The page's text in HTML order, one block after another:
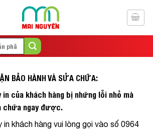
BẢO HÀNH VÀ SỬA CHỮA:
của khách hàng bị những lỗi nhỏ mà
chữa ngay được.
in khách hàng vui lòng gọi vào số 0964